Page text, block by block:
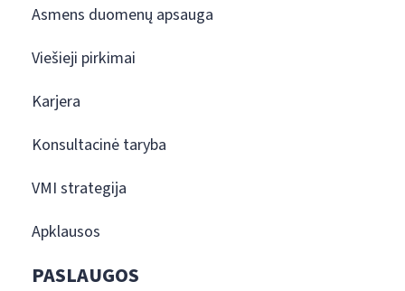
Asmens duomenų apsauga
Viešieji pirkimai
Karjera
Konsultacinė taryba
VMI strategija
Apklausos
PASLAUGOS